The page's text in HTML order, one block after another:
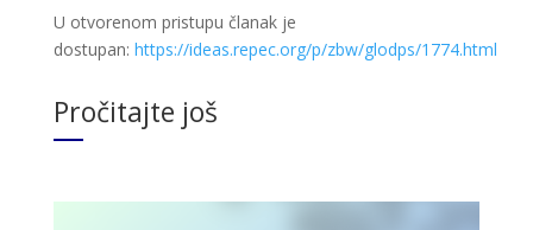
U otvorenom pristupu članak je
dostupan: https://ideas.repec.org/p/zbw/glodps/1774.html
Pročitajte još